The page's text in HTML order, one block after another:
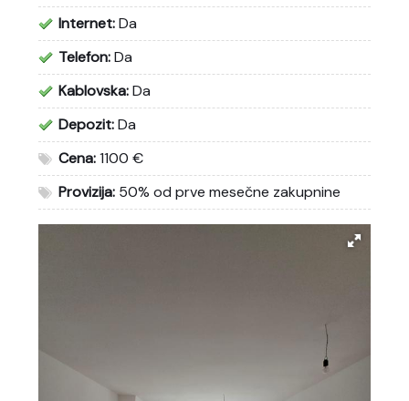
Internet:Da
Telefon:Da
Kablovska:Da
Depozit:Da
Cena:1100 €
Provizija: 50% od prve mesečne zakupnine